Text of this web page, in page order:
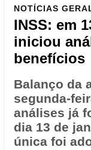
NOTÍCIAS
INSS: em
iniciou
benefícios
Balanço da
segunda-
análises já
dia 13 de
única foi